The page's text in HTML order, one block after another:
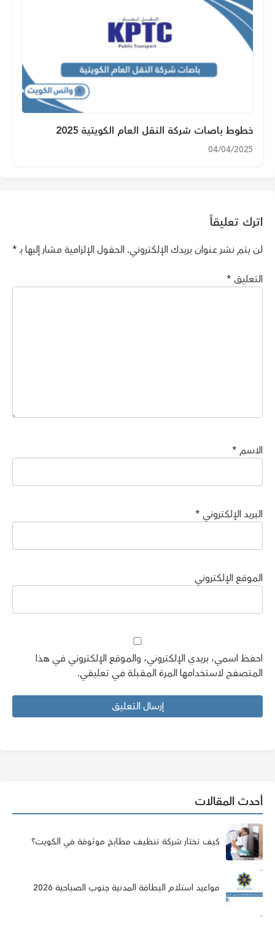
خطوط باصات شركة النقل العام الكويتية 2025
04/04/2025
اترك تعليقاً
لن يتم نشر عنوان بريدك الإلكتروني. الحقول الإلزامية مشار إليها بـ*
التعليق *
الاسم *
البريد الإلكتروني *
الموقع الإلكتروني
احفظ اسمي، بريدي الإلكتروني، والموقع الإلكتروني في هذا
المتصفح لاستخدامها المرة المقبلة في تعليقي.
أحدث المقالات
كيف تختار شركة تنظيف مطابخ موثوقة في الكويت؟
مواعيد استلام البطاقة المدنية جنوب الصباحية 2026